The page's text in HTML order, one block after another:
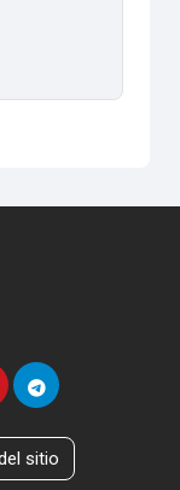
sitio